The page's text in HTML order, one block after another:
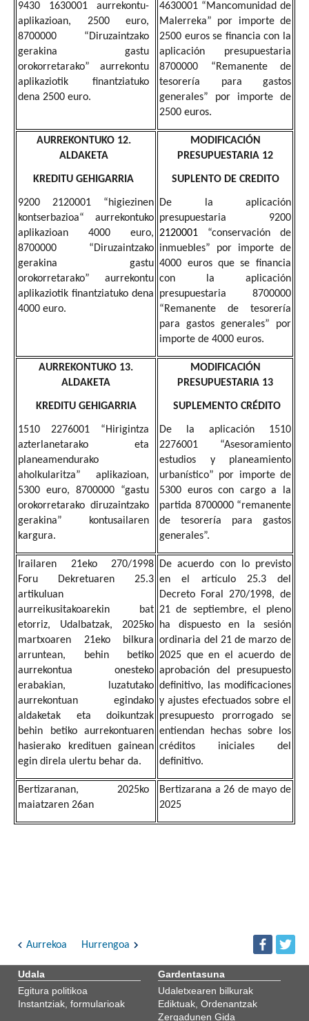
9430 1630001 aurrekontu-
aplikazioan, 2500 euro,
8700000 “Diruzaintzako
gerakina gastu
orokorretarako” aurrekontu
aplikaziotik finantziatuko
dena 2500 euro.
4630001 “Mancomunidad de
Malerreka” por importe de
2500 euros se financia con la
aplicación presupuestaria
8700000 “Remanente de
tesorería para gastos
generales” por importe de
2500 euros.
AURREKONTUKO 12.
ALDAKETA
KREDITU GEHIGARRIA
9200 2120001 “higiezinen
kontserbazioa“ aurrekontuko
aplikazioan 4000 euro,
8700000 “Diruzaintzako
gerakina gastu
orokorretarako” aurrekontu
aplikaziotik finantziatuko dena
4000 euro.
MODIFICACIÓN
PRESUPUESTARIA 12
SUPLENTO DE CREDITO
De la aplicación
presupuestaria 9200
2120001 “conservación de
inmuebles” por importe de
4000 euros que se financia
con la aplicación
presupuestaria 8700000
“Remanente de tesorería
para gastos generales” por
importe de 4000 euros.
AURREKONTUKO 13.
ALDAKETA
KREDITU GEHIGARRIA
1510 2276001 “Hirigintza
azterlanetarako eta
planeamendurako
aholkularitza” aplikazioan,
5300 euro, 8700000 “gastu
orokorretarako diruzaintzako
gerakina” kontusailaren
kargura.
MODIFICACIÓN
PRESUPUESTARIA 13
SUPLEMENTO CRÉDITO
De la aplicación 1510
2276001 “Asesoramiento
estudios y planeamiento
urbanístico” por importe de
5300 euros con cargo a la
partida 8700000 “remanente
de tesorería para gastos
generales”.
Irailaren 21eko 270/1998
Foru Dekretuaren 25.3
artikuluan
aurreikusitakoarekin bat
etorriz, Udalbatzak, 2025ko
martxoaren 21eko bilkura
arruntean, behin betiko
aurrekontua onesteko
erabakian, luzatutako
aurrekontuan egindako
aldaketak eta doikuntzak
behin betiko aurrekontuaren
hasierako kredituen gainean
egin direla ulertu behar da.
De acuerdo con lo previsto
en el artículo 25.3 del
Decreto Foral 270/1998, de
21 de septiembre, el pleno
ha dispuesto en la sesión
ordinaria del 21 de marzo de
2025 que en el acuerdo de
aprobación del presupuesto
definitivo, las modificaciones
y ajustes efectuados sobre el
presupuesto prorrogado se
entiendan hechas sobre los
créditos iniciales del
definitivo.
Bertizaranan, 2025ko
maiatzaren 26an
Bertizarana a 26 de mayo de
2025
Aurrekoa Hurrengoa
Udala
Egitura politikoa
Instantziak, formularioak
Gardentasuna
Udaletxearen bilkurak
Ediktuak, Ordenantzak
Zergadunen Gida